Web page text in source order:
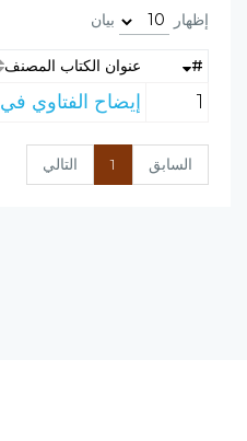
إظهار بيان
# عنوان الكتاب المصنف
1 إيضاح الفتاوي
السابق 1 التالي